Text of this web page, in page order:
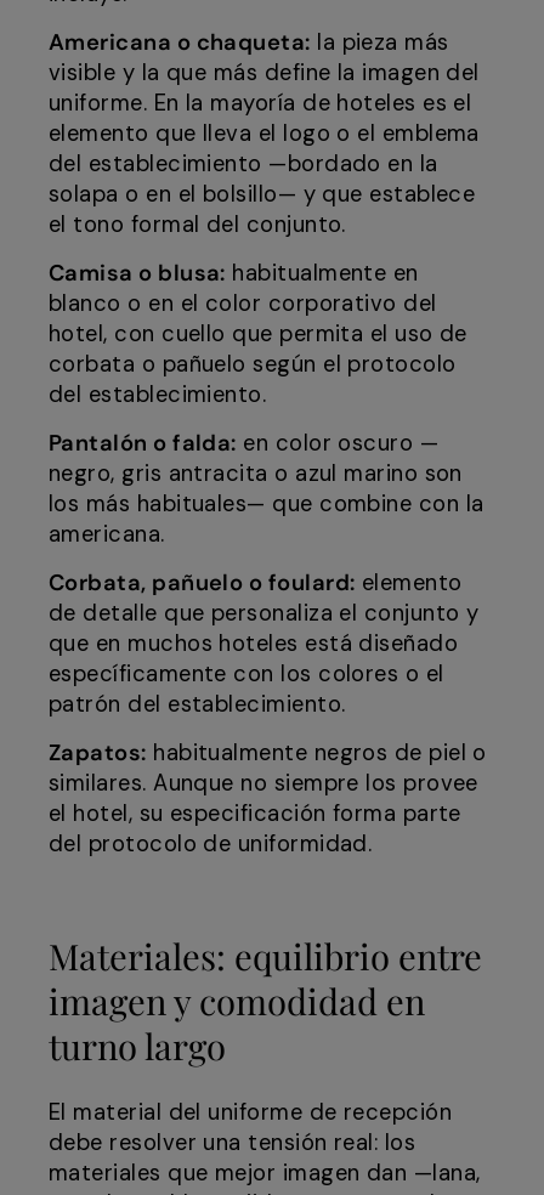
Americana o chaqueta: la pieza más
visible y la que más define la imagen del
uniforme. En la mayoría de hoteles es el
elemento que lleva el logo o el emblema
del establecimiento —bordado en la
solapa o en el bolsillo— y que establece
el tono formal del conjunto.
Camisa o blusa: habitualmente en
blanco o en el color corporativo del
hotel, con cuello que permita el uso de
corbata o pañuelo según el protocolo
del establecimiento.
Pantalón o falda: en color oscuro —
negro, gris antracita o azul marino son
los más habituales— que combine con la
americana.
Corbata, pañuelo o foulard: elemento
de detalle que personaliza el conjunto y
que en muchos hoteles está diseñado
específicamente con los colores o el
patrón del establecimiento.
Zapatos: habitualmente negros de piel o
similares. Aunque no siempre los provee
el hotel, su especificación forma parte
del protocolo de uniformidad.
Materiales: equilibrio entre
imagen y comodidad en
turno largo
El material del uniforme de recepción
debe resolver una tensión real: los
materiales que mejor imagen dan —lana,